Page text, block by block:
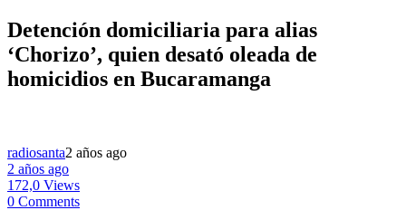
Detención domiciliaria para alias
‘Chorizo’, quien desató oleada de
homicidios en Bucaramanga
radiosanta2 años ago
2 años ago
172,0 Views
0 Comments